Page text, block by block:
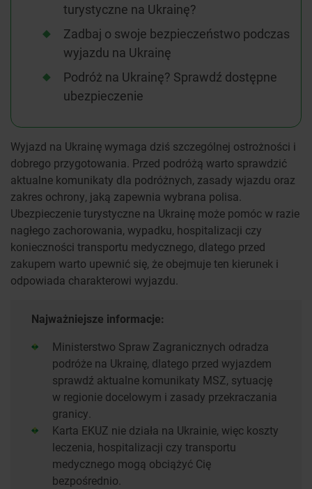
turystyczne na Ukrainę?
Zadbaj o swoje bezpieczeństwo podczas
wyjazdu na Ukrainę
Podróż na Ukrainę? Sprawdź dostępne
ubezpieczenie
Wyjazd na Ukrainę wymaga dziś szczególnej ostrożności i
dobrego przygotowania. Przed podróżą warto sprawdzić
aktualne komunikaty dla podróżnych, zasady wjazdu oraz
zakres ochrony, jaką zapewnia wybrana polisa.
Ubezpieczenie turystyczne na Ukrainę może pomóc w razie
nagłego zachorowania, wypadku, hospitalizacji czy
konieczności transportu medycznego, dlatego przed
zakupem warto upewnić się, że obejmuje ten kierunek i
odpowiada charakterowi wyjazdu.
Najważniejsze informacje:
Ministerstwo Spraw Zagranicznych odradza
podróże na Ukrainę, dlatego przed wyjazdem
sprawdź aktualne komunikaty MSZ, sytuację
w regionie docelowym i zasady przekraczania
granicy.
Karta EKUZ nie działa na Ukrainie, więc koszty
leczenia, hospitalizacji czy transportu
medycznego mogą obciążyć Cię
bezpośrednio.